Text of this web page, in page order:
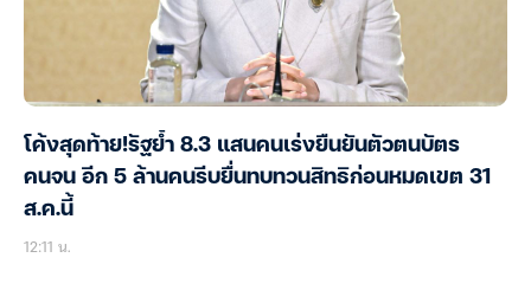
โค้งสุดท้าย!รัฐย้ำ 8.3 แสนคนเร่งยืนยันตัวตนบัตร
คนจน อีก 5 ล้านคนรีบยื่นทบทวนสิทธิก่อนหมดเขต 31
ส.ค.นี้
12:11 น.